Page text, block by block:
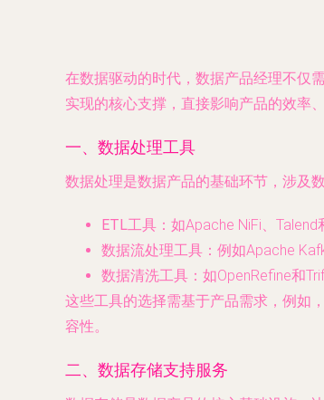
在数据驱动的时代，数据产品经理不仅
实现的核心支撑，直接影响产品的效率
一、数据处理工具
数据处理是数据产品的基础环节，涉及
ETL工具 ：如Apache NiFi、
数据流处理工具 ：例如Apache
数据清洗工具 ：如OpenRefine和
这些工具的选择需基于产品需求，例如
容性。
二、数据存储支持服务